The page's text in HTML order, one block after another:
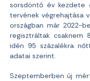
sorsdöntő év kezdete
tervének végrehajtása
országban már 2022-
regisztráltak csaknem
idén 95 százalékra
adatai szerint.
Szeptemberben új